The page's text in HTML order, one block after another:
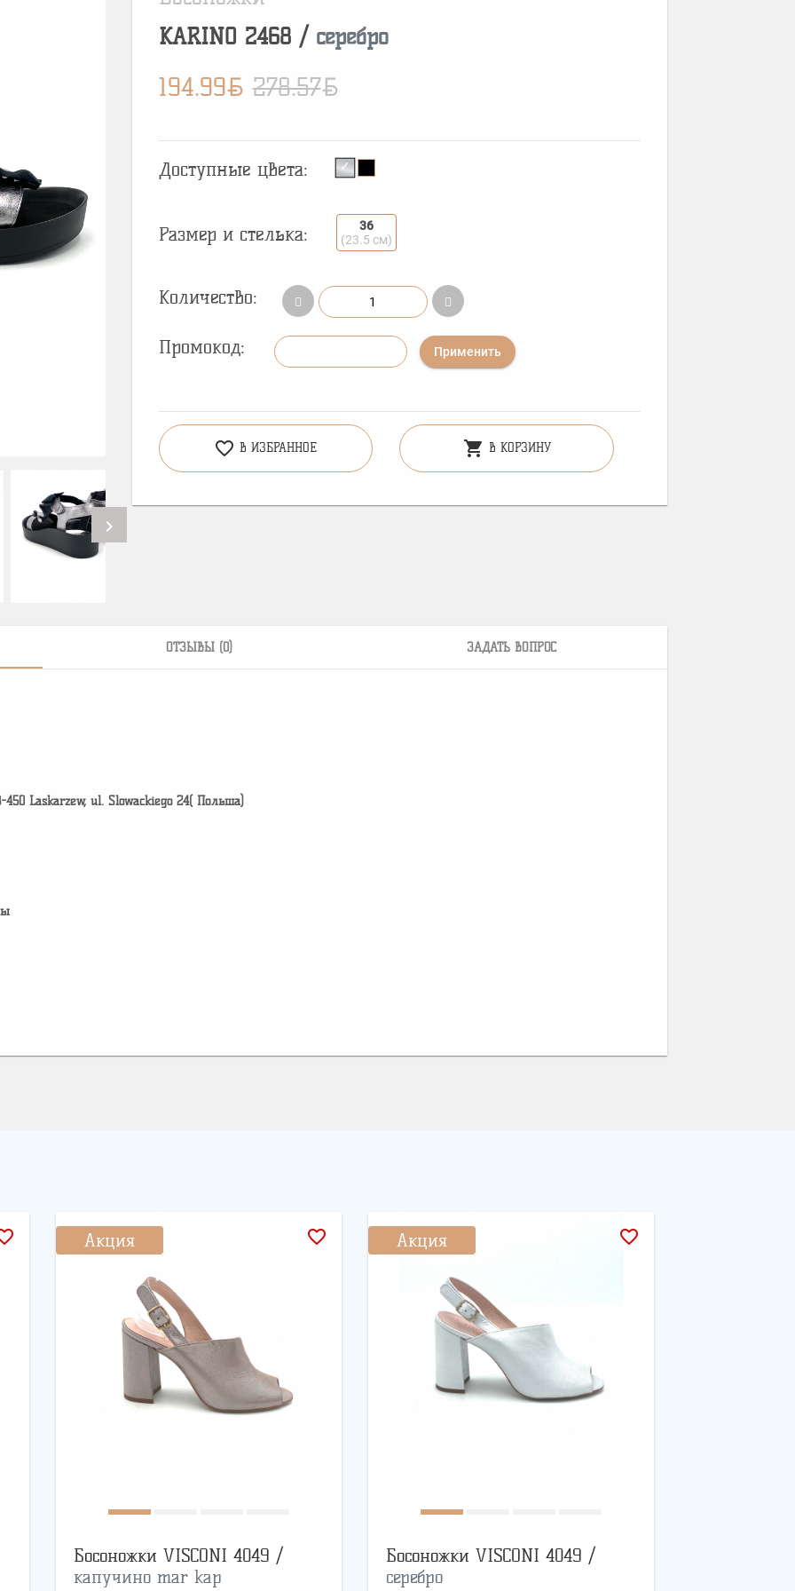
chevron_right
KARINO 2468/ серебро
194.99BYN 278.57BYN
Доступные цвета:
Размер и стелька:
36
(23.5 см)
Количество:
Промокод: Применить
favorite_border В ИЗБРАННОЕ shopping_cart В КОРЗИНУ
ОТЗЫВЫ (0) ЗАДАТЬ ВОПРОС
450 Laskarzew, ul. Slowackiego 24( Польша)
Акция favorite_border
Босоножки VISCONI 4049 /
капучино mar kap
Акция favorite_border
Босоножки VISCONI 4049 /
серебро